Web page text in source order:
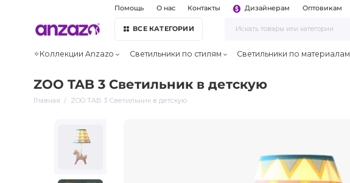
Помощь О нас Контакты Дизайнерам Оптовикам
ВСЕ КАТЕГОРИИ
✧Коллекции Anzazo Светильники по стилям Светильники по материалам
ZOO TAB 3 Светильник в детскую
Главная ZOO TAB 3 Светильник в детскую